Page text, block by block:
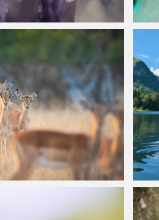
古典 4K壁纸
湖水